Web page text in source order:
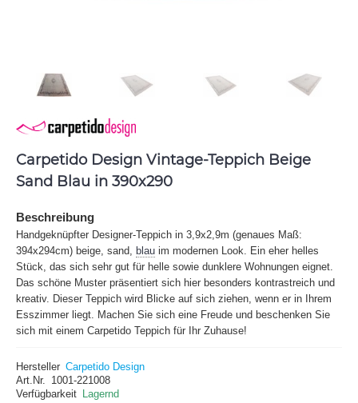
Carpetido Design Vintage-Teppich Beige
Sand Blau in 390x290
Beschreibung
Handgeknüpfter Designer-Teppich in 3,9x2,9m (genaues Maß:
394x294cm) beige, sand,
blau im modernen Look. Ein eher helles
Stück, das sich sehr gut für helle sowie dunklere Wohnungen eignet.
Das schöne Muster präsentiert sich hier besonders kontrastreich und
kreativ. Dieser Teppich wird Blicke auf sich ziehen, wenn er in Ihrem
Esszimmer liegt. Machen Sie sich eine Freude und beschenken Sie
sich mit einem Carpetido Teppich für Ihr Zuhause!
Hersteller Carpetido Design
Art.Nr.
1001-221008
Verfügbarkeit
Lagernd